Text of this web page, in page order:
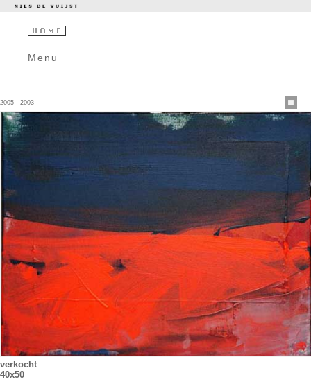
Menu
2005 - 2003
verkocht
40x50